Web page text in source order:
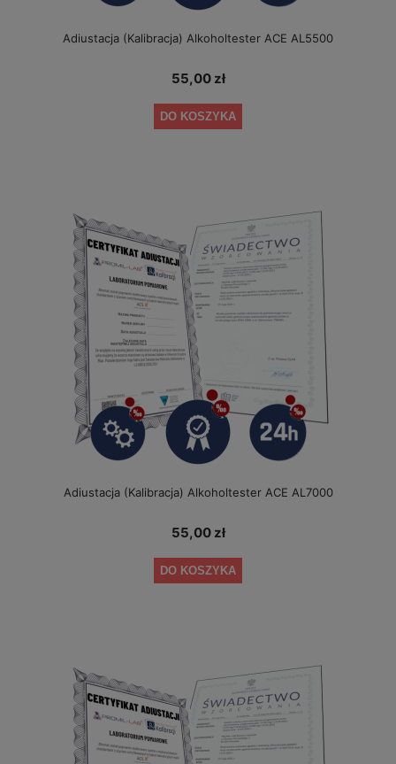
Adiustacja (Kalibracja) Alkoholtester ACE AL5500
55,00 zł
DO KOSZYKA
Adiustacja (Kalibracja) Alkoholtester ACE AL7000
55,00 zł
DO KOSZYKA